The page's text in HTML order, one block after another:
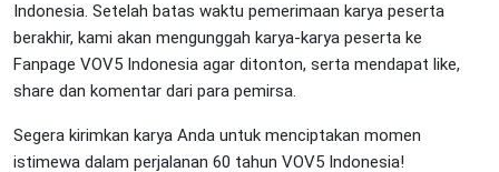
Indonesia. Setelah batas waktu pemerimaan karya peserta
berakhir, kami akan mengunggah karya-karya peserta ke
Fanpage VOV5 Indonesia agar ditonton, serta mendapat like,
share dan komentar dari para pemirsa.
Segera kirimkan karya Anda untuk menciptakan momen
istimewa dalam perjalanan 60 tahun VOV5 Indonesia!